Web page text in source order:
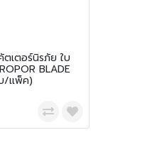
เตอร์นิรภัย ใบ
BLADE
/เเพ็ค)